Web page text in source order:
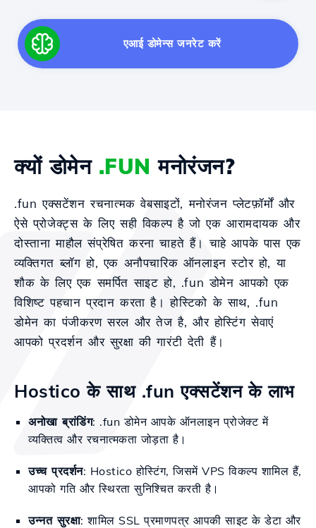
एआई डोमेन्स जनरेट करें
क्यों डोमेन .FUN मनोरंजन?
.fun एक्सटेंशन रचनात्मक वेबसाइटों, मनोरंजन प्लेटफ़ॉर्मों और
ऐसे प्रोजेक्ट्स के लिए सही विकल्प है जो एक आरामदायक और
दोस्ताना माहौल संप्रेषित करना चाहते हैं। चाहे आपके पास एक
व्यक्तिगत ब्लॉग हो, एक अनौपचारिक ऑनलाइन स्टोर हो, या
शौक के लिए एक समर्पित साइट हो, .fun डोमेन आपको एक
विशिष्ट पहचान प्रदान करता है। होस्टिको के साथ, .fun
डोमेन का पंजीकरण सरल और तेज है, और होस्टिंग सेवाएं
आपको प्रदर्शन और सुरक्षा की गारंटी देती हैं।
Hostico के साथ .fun एक्सटेंशन के लाभ
अनोखा ब्रांडिंग: .fun डोमेन आपके ऑनलाइन प्रोजेक्ट में
व्यक्तित्व और रचनात्मकता जोड़ता है।
उच्च प्रदर्शन: Hostico होस्टिंग, जिसमें VPS विकल्प शामिल हैं,
आपको गति और स्थिरता सुनिश्चित करती है।
उन्नत सुरक्षा: शामिल SSL प्रमाणपत्र आपकी साइट के डेटा और